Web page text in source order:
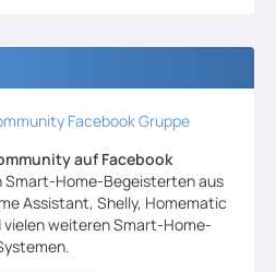
auf Facebook
Smart-Home-Begeisterten aus
Assistant, Shelly, Homematic
vielen weiteren Smart-Home-